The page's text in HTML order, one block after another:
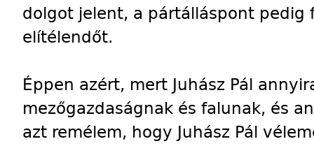
dolgot jelent, a pártálláspont
elítélendőt.
Éppen azért, mert Juhász Pál
mezőgazdaságnak és falunak, és
azt remélem, hogy Juhász Pál